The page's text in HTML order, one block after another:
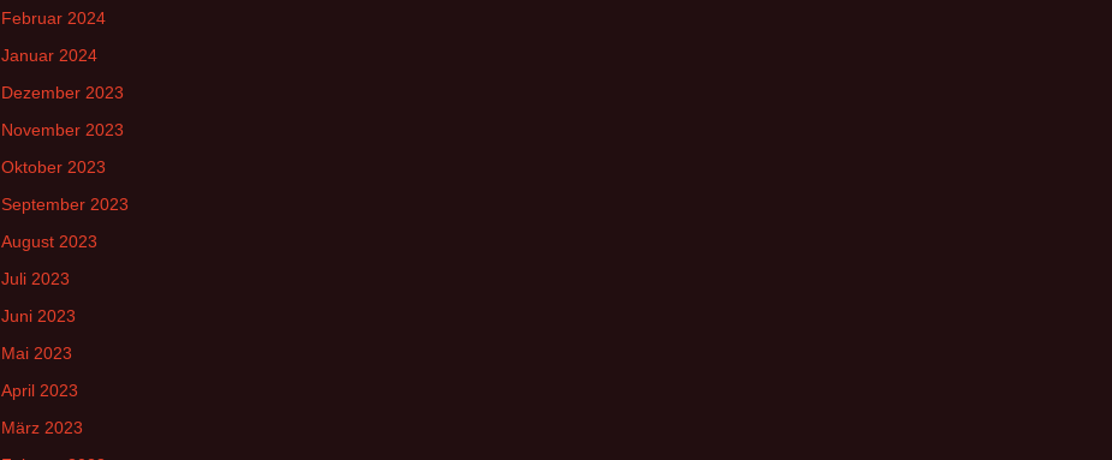
Februar 2024
Januar 2024
Dezember 2023
November 2023
Oktober 2023
September 2023
August 2023
Juli 2023
Juni 2023
Mai 2023
April 2023
März 2023